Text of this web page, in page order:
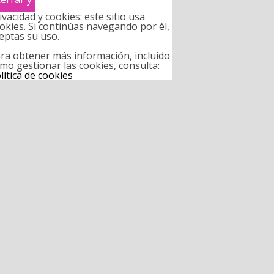
y cookies: este sitio usa
Si continúas navegando por él,
su uso.
obtener más información, incluido
gestionar las cookies, consulta:
de cookies